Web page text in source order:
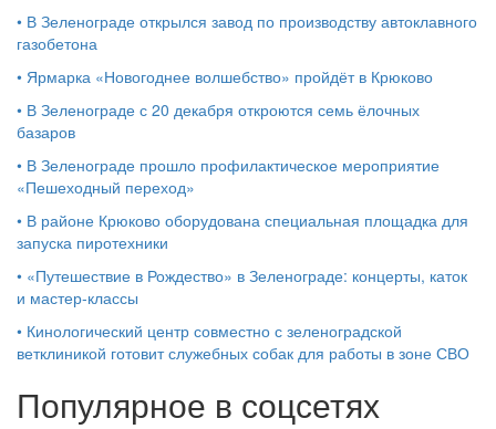
• В Зеленограде открылся завод по производству автоклавного
газобетона
• Ярмарка «Новогоднее волшебство» пройдёт в Крюково
• В Зеленограде с 20 декабря откроются семь ёлочных
базаров
• В Зеленограде прошло профилактическое мероприятие
«Пешеходный переход»
• В районе Крюково оборудована специальная площадка для
запуска пиротехники
• «Путешествие в Рождество» в Зеленограде: концерты, каток
и мастер‑классы
• Кинологический центр совместно с зеленоградской
ветклиникой готовит служебных собак для работы в зоне СВО
Популярное в соцсетях